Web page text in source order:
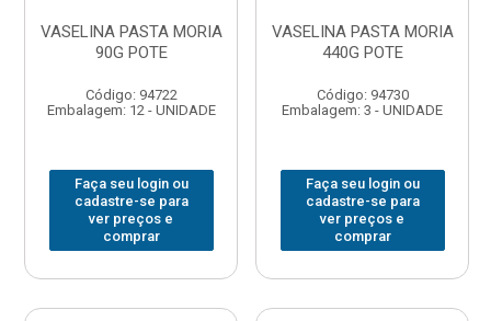
VASELINA PASTA MORIA
90G POTE
Código: 94722
Embalagem: 12 - UNIDADE
Faça seu login ou
cadastre-se para
ver preços e
comprar
VASELINA PASTA MORIA
440G POTE
Código: 94730
Embalagem: 3 - UNIDADE
Faça seu login ou
cadastre-se para
ver preços e
comprar